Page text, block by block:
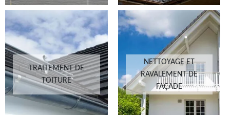
TRAITEMENT DE
TOITURE
NETTOYAGE ET
RAVALEMENT DE
FAÇADE